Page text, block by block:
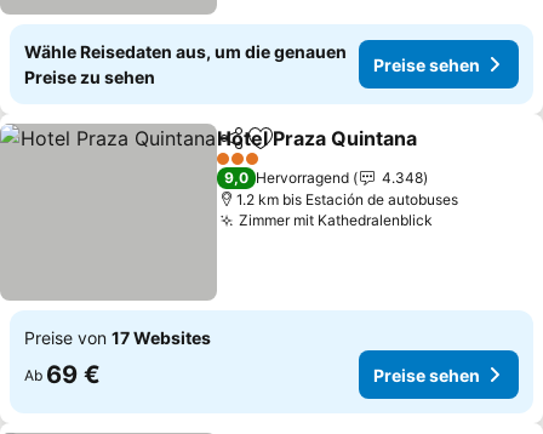
Wähle Reisedaten aus, um die genauen
Preise zu sehen
Preise sehen
TeilenZu Favoriten hinzufügen
Hotel Praza Quintana
3 Sterne
9,0 Hervorragend
4.348
1.2 km bis Estación de autobuses
Zimmer mit Kathedralenblick
Preise von 17 Websites
Ab 69 € Preise sehen